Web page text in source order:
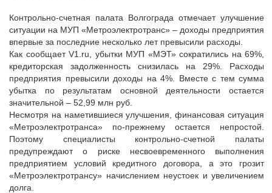
Контрольно-счетная палата Волгограда отмечает улучшение
ситуации на МУП «Метроэлектротранс» – доходы предприятия
впервые за последние несколько лет превысили расходы.
Как сообщает V1.ru, убытки МУП «МЭТ» сократились на 69%,
кредиторская задолженность снизилась на 29%. Расходы
предприятия превысили доходы на 4%. Вместе с тем сумма
убытка по результатам основной деятельности остается
значительной – 52,99 млн руб.
Несмотря на наметившиеся улучшения, финансовая ситуация
«Метроэлектротранса» по-прежнему остается непростой.
Поэтому специалисты контрольно-счетной палаты
предупреждают о риске несвоевременного выполнения
предприятием условий кредитного договора, а это грозит
«Метроэлектротрансу» начислением неустоек и увеличением
долга.